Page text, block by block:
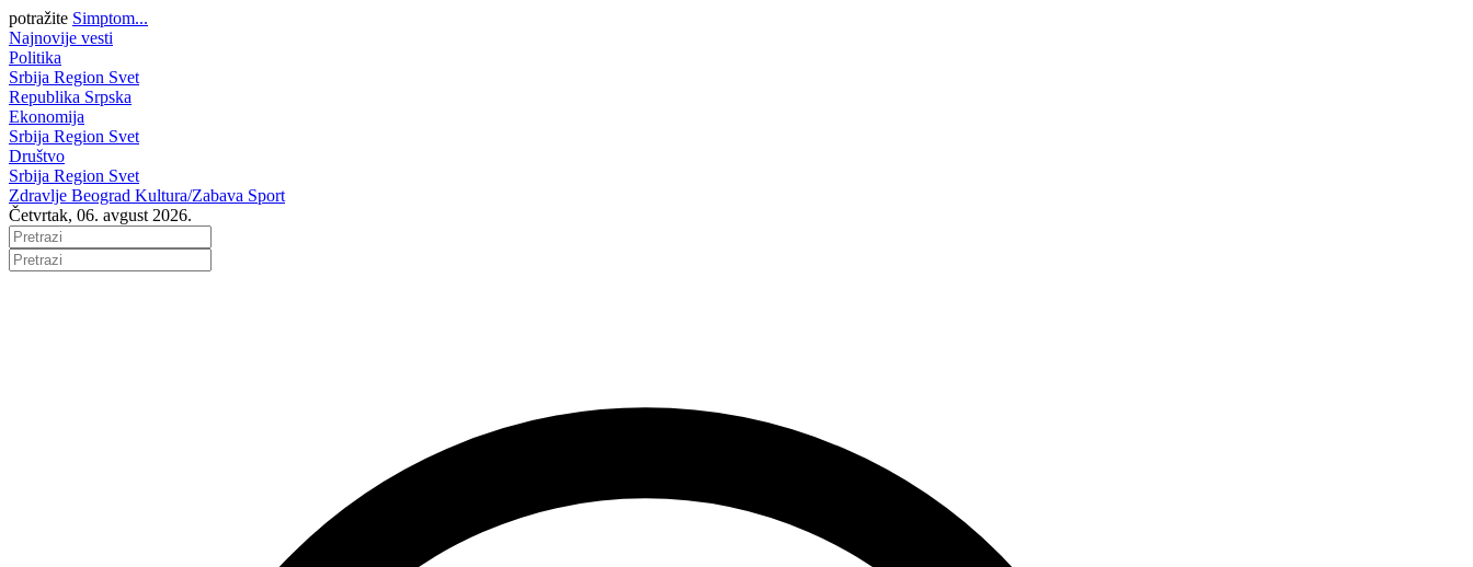
potražite Simptom...
Najnovije vesti
Politika
Srbija Region Svet
Republika Srpska
Ekonomija
Srbija Region Svet
Društvo
Srbija Region Svet
Zdravlje Beograd Kultura/Zabava Sport
Četvrtak, 06. avgust 2026.